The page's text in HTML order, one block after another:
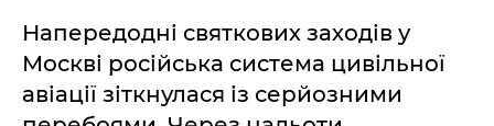
Напередодні святкових заходів у
Москві російська система цивільної
авіації зіткнулася із серйозними